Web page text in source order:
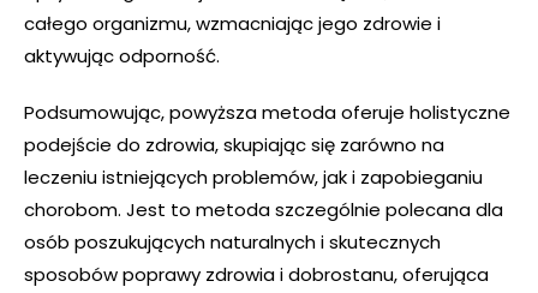
całego organizmu, wzmacniając jego zdrowie i
aktywując odporność.
Podsumowując, powyższa metoda oferuje holistyczne
podejście do zdrowia, skupiając się zarówno na
leczeniu istniejących problemów, jak i zapobieganiu
chorobom. Jest to metoda szczególnie polecana dla
osób poszukujących naturalnych i skutecznych
sposobów poprawy zdrowia i dobrostanu, oferująca